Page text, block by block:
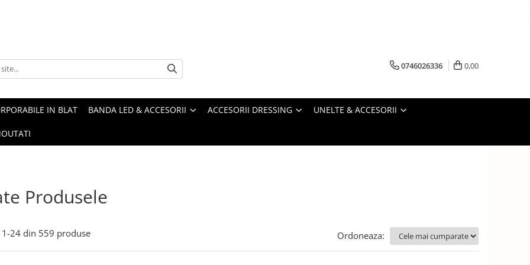
0746026336 0,00
IN BLAT BANDA LED & ACCESORII ACCESORII DRESSING UNELTE & ACCESORII
Produsele
1-24 din 559 produse Ordoneaza: